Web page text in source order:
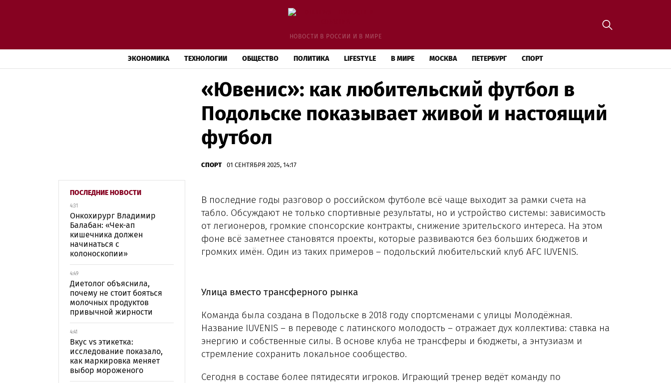
НОВОСТИ В РОССИИ И В МИРЕ
ЭКОНОМИКА ТЕХНОЛОГИИ ОБЩЕСТВО ПОЛИТИКА LIFESTYLE В МИРЕ МОСКВА ПЕТЕРБУРГ СПОРТ
«Ювенис»: как любительский футбол в
Подольске показывает живой и настоящий
футбол
СПОРТ 01 СЕНТЯБРЯ 2025, 14:17
ПОСЛЕДНИЕ НОВОСТИ
4:31
Онкохирург Владимир
Балабан: «Чек-ап
кишечника должен
начинаться с
колоноскопии»
4:49
Диетолог объяснила,
почему не стоит бояться
молочных продуктов
привычной жирности
4:41
Вкус vs этикетка:
исследование показало,
как маркировка меняет
выбор мороженого
В последние годы разговор о российском футболе всё чаще выходит за рамки счета на
табло. Обсуждают не только спортивные результаты, но и устройство системы: зависимость
от легионеров, громкие спонсорские контракты, снижение зрительского интереса. На этом
фоне всё заметнее становятся проекты, которые развиваются без больших бюджетов и
громких имён. Один из таких примеров – подольский любительский клуб AFC IUVENIS.
Улица вместо трансферного рынка
Команда была создана в Подольске в 2018 году спортсменами с улицы Молодёжная.
Название IUVENIS – в переводе с латинского молодость – отражает дух коллектива: ставка на
энергию и собственные силы. В основе клуба не трансферы и бюджеты, а энтузиазм и
стремление сохранить локальное сообщество.
Сегодня в составе более пятидесяти игроков. Играющий тренер ведёт команду по